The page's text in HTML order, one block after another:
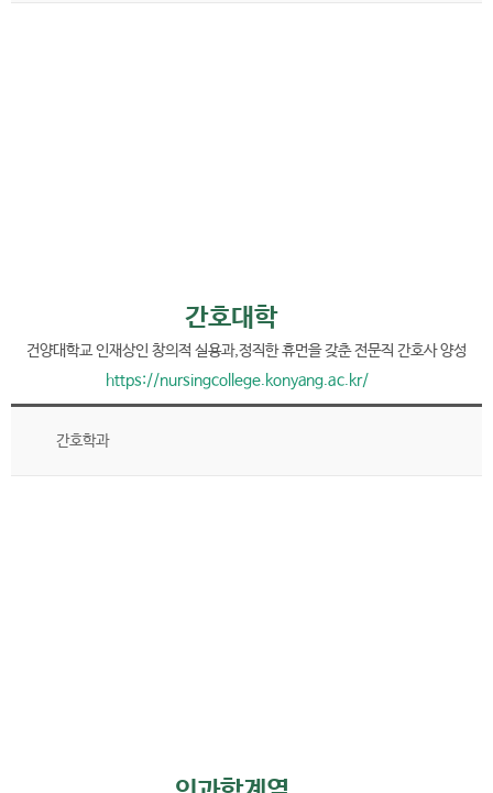
간호대학
건양대학교 인재상인 창의적 실용과,정직한 휴먼을 갖춘 전문직 간호사 양성
https://nursingcollege.konyang.ac.kr/
간호학과